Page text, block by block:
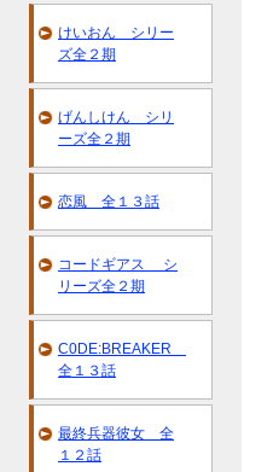
けいおん シリー
ズ全２期
げんしけん シリ
ーズ全２期
恋風 全１３話
コードギアス シ
リーズ全２期
C0DE:BREAKER
全１３話
最終兵器彼女 全
１２話